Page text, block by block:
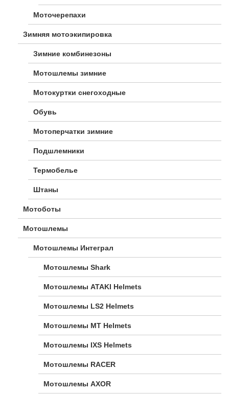
Моточерепахи
Зимняя мотоэкипировка
Зимние комбинезоны
Мотошлемы зимние
Мотокуртки снегоходные
Обувь
Мотоперчатки зимние
Подшлемники
Термобелье
Штаны
Мотоботы
Мотошлемы
Мотошлемы Интеграл
Мотошлемы Shark
Мотошлемы ATAKI Helmets
Мотошлемы LS2 Helmets
Мотошлемы MT Helmets
Мотошлемы IXS Helmets
Мотошлемы RACER
Мотошлемы AXOR